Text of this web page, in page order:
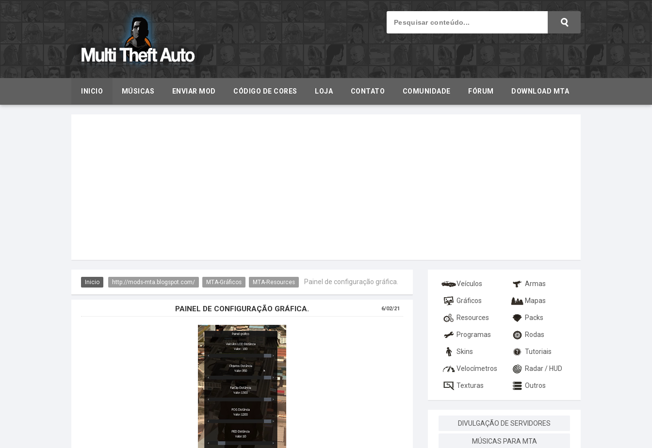
INICIO MÚSICAS ENVIAR MOD CÓDIGO DE CORES LOJA CONTATO COMUNIDADE FÓRUM DOWNLOAD MTA
Inicio http://mods-mta.blogspot.com/ MTA-Gráficos MTA-Resources Painel de configuração gráfica.
PAINEL DE CONFIGURAÇÃO GRÁFICA. 6/02/21
Veículos Armas
Gráficos Mapas
Resources Packs
Programas Rodas
Skins Tutoriais
Velocímetros Radar / HUD
Texturas Outros
DIVULGAÇÃO DE SERVIDORES
MÚSICAS PARA MTA